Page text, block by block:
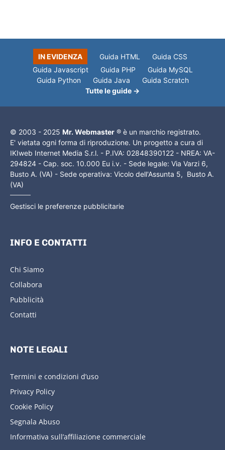
IN EVIDENZA Guida HTML
Guida CSS
Guida Javascript
Guida PHP
Guida MySQL
Guida Python
Guida Java
Guida Scratch
Tutte le guide →
© 2003 - 2025 Mr. Webmaster ® è un marchio registrato.
E' vietata ogni forma di riproduzione. Un progetto a cura di
IKIweb Internet Media S.r.l. - P.IVA: 02848390122 - NREA: VA-
294824 - Cap. soc. 10.000 Eu i.v. - Sede legale: Via Varzi 6,
Busto A. (VA) - Sede operativa: Vicolo dell'Assunta 5, Busto A.
(VA)
Gestisci le preferenze pubblicitarie
INFO E CONTATTI
Chi Siamo
Collabora
Pubblicità
Contatti
NOTE LEGALI
Termini e condizioni d’uso
Privacy Policy
Cookie Policy
Segnala Abuso
Informativa sull’affiliazione commerciale